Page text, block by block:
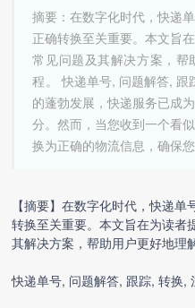
摘要：在数字化时代，快递
正确转换至关重要。本文旨
常见问题及其解决方案，
程。 快递单号, 问题解答,
的蓬勃发展，快递服务已成
分。然而，当您收到一个看
换为正确的物流信息，确保您
【摘要】在数字化时代，快递
转换至关重要。本文旨在为读者
其解决方案，帮助用户更好地理
快递单号, 问题解答, 跟踪, 转换,